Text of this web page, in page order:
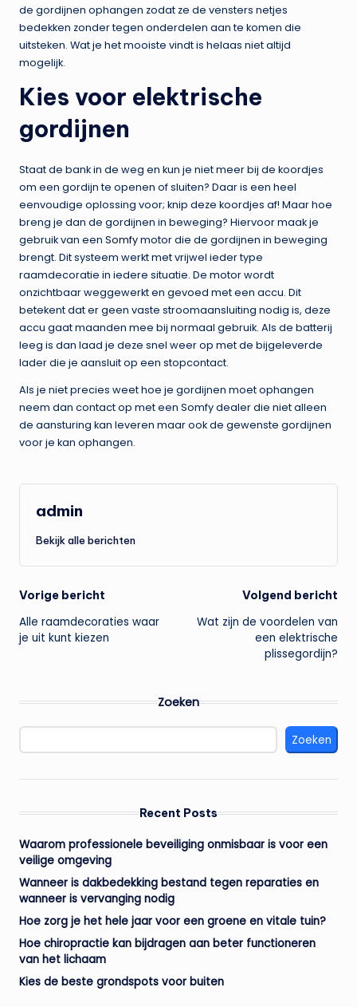
de gordijnen ophangen zodat ze de vensters netjes
bedekken zonder tegen onderdelen aan te komen die
uitsteken. Wat je het mooiste vindt is helaas niet altijd
mogelijk.
Kies voor elektrische
gordijnen
Staat de bank in de weg en kun je niet meer bij de koordjes
om een gordijn te openen of sluiten? Daar is een heel
eenvoudige oplossing voor; knip deze koordjes af! Maar hoe
breng je dan de gordijnen in beweging? Hiervoor maak je
gebruik van een Somfymotor die de gordijnen in beweging
brengt. Dit systeem werkt met vrijwel ieder type
raamdecoratie in iedere situatie. De motor wordt
onzichtbaar weggewerkt en gevoed met een accu. Dit
betekent dat er geen vaste stroomaansluiting nodig is, deze
accu gaat maanden mee bij normaal gebruik. Als de batterij
leeg is dan laad je deze snel weer op met de bijgeleverde
lader die je aansluit op een stopcontact.
Als je niet precies weet hoe je gordijnen moet ophangen
neem dan contact op met een Somfy dealer die niet alleen
de aansturing kan leveren maar ook de gewenste gordijnen
voor je kan ophangen.
admin
Bekijk alle berichten
Bericht
navigatie
Vorige bericht
Alle raamdecoraties waar
je uit kunt kiezen
Volgend bericht
Wat zijn de voordelen van
een elektrische
plissegordijn?
Zoeken
Zoeken
Recent Posts
Waarom professionele beveiliging onmisbaar is voor een
veilige omgeving
Wanneer is dakbedekking bestand tegen reparaties en
wanneer is vervanging nodig
Hoe zorg je het hele jaar voor een groene en vitale tuin?
Hoe chiropractie kan bijdragen aan beter functioneren
van het lichaam
Kies de beste grondspots voor buiten